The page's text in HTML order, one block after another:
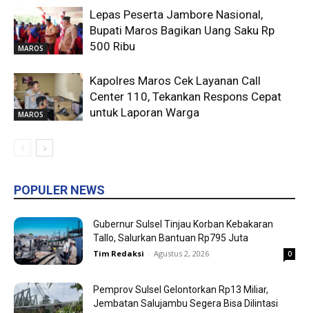
MAROS
Lepas Peserta Jambore Nasional,
Bupati Maros Bagikan Uang Saku Rp
500 Ribu
MAROS
Kapolres Maros Cek Layanan Call
Center 110, Tekankan Respons Cepat
untuk Laporan Warga
POPULER NEWS
Gubernur Sulsel Tinjau Korban Kebakaran
Tallo, Salurkan Bantuan Rp795 Juta
Tim Redaksi - Agustus 2, 2026 0
Pemprov Sulsel Gelontorkan Rp13 Miliar,
Jembatan Salujambu Segera Bisa Dilintasi